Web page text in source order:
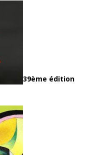
39ème édition